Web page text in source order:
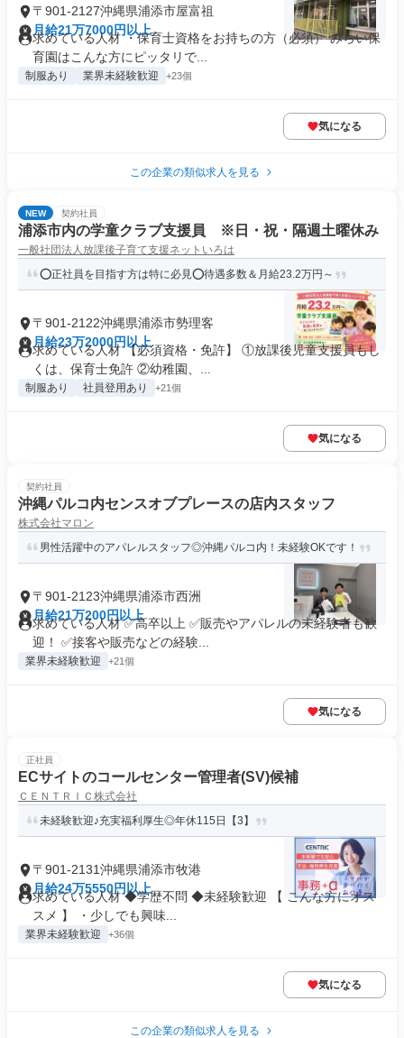
〒901-2127沖縄県浦添市屋富祖
月給21万7000円以上
求めている人材 ・保育士資格をお持ちの方（必須） みらい保
育園はこんな方にピッタリで...
制服あり 業界未経験歓迎 +23個
気になる
この企業の類似求人を見る
NEW 契約社員
浦添市内の学童クラブ支援員 ※日・祝・隔週土曜休み
一般社団法人放課後子育て支援ネットいろは
⭕正社員を目指す方は特に必見⭕待遇多数＆月給23.2万円～
〒901-2122沖縄県浦添市勢理客
月給23万2000円以上
求めている人材 【必須資格・免許】 ①放課後児童支援員もし
くは、保育士免許 ②幼稚園、...
制服あり 社員登用あり +21個
気になる
契約社員
沖縄パルコ内センスオブプレースの店内スタッフ
株式会社マロン
男性活躍中のアパレルスタッフ◎沖縄パルコ内！未経験OKです！
〒901-2123沖縄県浦添市西洲
月給21万200円以上
求めている人材 ✅高卒以上 ✅販売やアパレルの未経験者も歓
迎！ ✅接客や販売などの経験...
業界未経験歓迎 +21個
気になる
正社員
ECサイトのコールセンター管理者(SV)候補
ＣＥＮＴＲＩＣ株式会社
未経験歓迎♪充実福利厚生◎年休115日【3】
〒901-2131沖縄県浦添市牧港
月給24万5550円以上
求めている人材 ◆学歴不問 ◆未経験歓迎 【 こんな方にオス
スメ 】 ・少しでも興味...
業界未経験歓迎 +36個
気になる
この企業の類似求人を見る